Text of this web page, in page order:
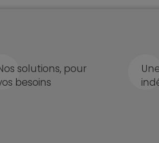
solutions, pour
besoins